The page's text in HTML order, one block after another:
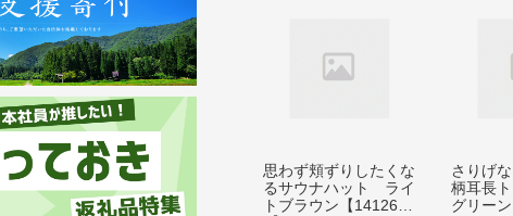
思わず頬ずりしたくな
るサウナハット ライ
トブラウン【141269
さりげ
柄耳長
グリー